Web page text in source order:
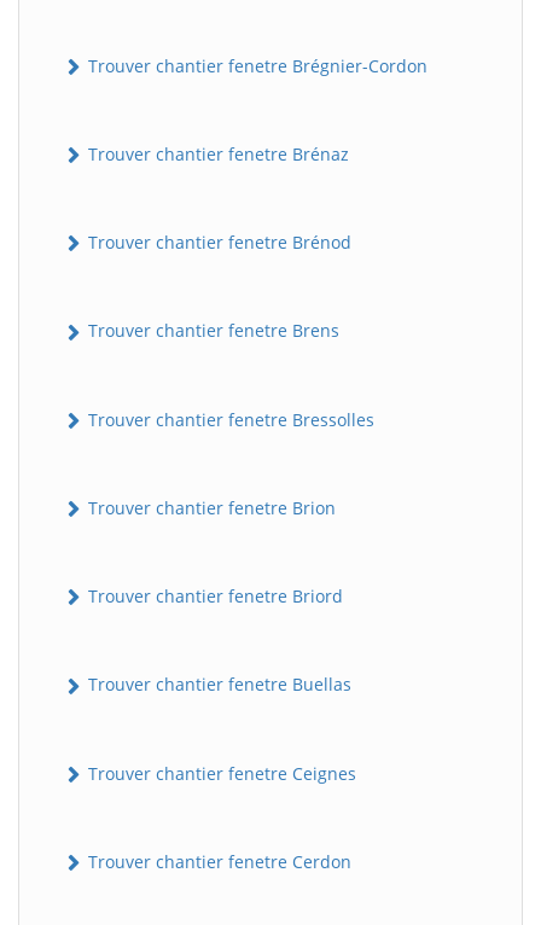
Trouver chantier fenetre Brégnier-Cordon
Trouver chantier fenetre Brénaz
Trouver chantier fenetre Brénod
Trouver chantier fenetre Brens
Trouver chantier fenetre Bressolles
Trouver chantier fenetre Brion
Trouver chantier fenetre Briord
Trouver chantier fenetre Buellas
Trouver chantier fenetre Ceignes
Trouver chantier fenetre Cerdon